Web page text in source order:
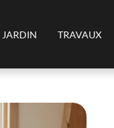
JARDIN TRAVAUX